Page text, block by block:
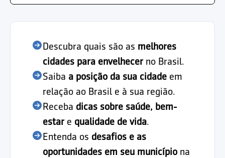
Descubra quais são as melhores
cidades para envelhecerno Brasil.
Saiba a posição da sua cidade em
relação ao Brasil e à sua região.
Receba dicas sobre saúde, bem-
estare qualidade de vida.
Entenda os desafios e as
oportunidades em seu município na